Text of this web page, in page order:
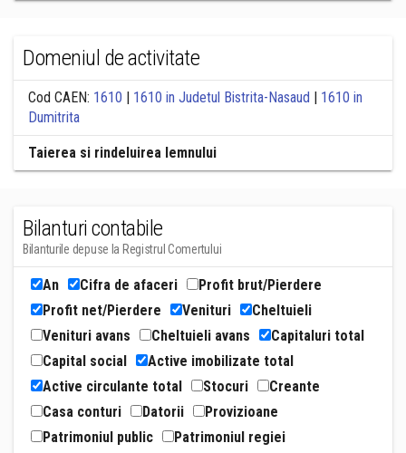
Domeniul de activitate
Cod CAEN: 1610 | 1610 in Judetul Bistrita-Nasaud | 1610 in
Dumitrita
Taierea si rindeluirea lemnului
Bilanturi contabile
Bilanturile depuse la Registrul Comertului
An Cifra de afaceri
Profit brut/Pierdere
Profit net/Pierdere
Venituri
Cheltuieli
Venituri avans
Cheltuieli avans
Capitaluri total
Capital social
Active imobilizate total
Active circulante total
Stocuri
Creante
Casa conturi
Datorii
Provizioane
Patrimoniul public
Patrimoniul regiei